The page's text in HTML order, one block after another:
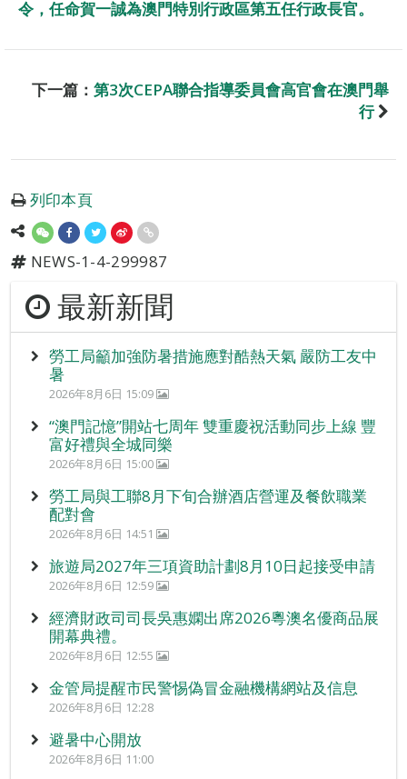
令，任命賀一誠為澳門特別行政區第五任行政長官。
下一篇： 第3次CEPA聯合指導委員會高官會在澳門舉
行
列印本頁
NEWS-1-4-299987
最新新聞
勞工局籲加強防暑措施應對酷熱天氣 嚴防工友中
暑
2026年8月6日 15:09
“澳門記憶”開站七周年 雙重慶祝活動同步上線 豐
富好禮與全城同樂
2026年8月6日 15:00
勞工局與工聯8月下旬合辦酒店營運及餐飲職業
配對會
2026年8月6日 14:51
旅遊局2027年三項資助計劃8月10日起接受申請
2026年8月6日 12:59
經濟財政司司長吳惠嫻出席2026粵澳名優商品展
開幕典禮。
2026年8月6日 12:55
金管局提醒市民警惕偽冒金融機構網站及信息
2026年8月6日 12:28
避暑中心開放
2026年8月6日 11:00